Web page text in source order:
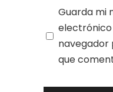
Guarda mi
navegador
que